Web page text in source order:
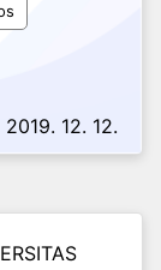
2019. 12. 12.